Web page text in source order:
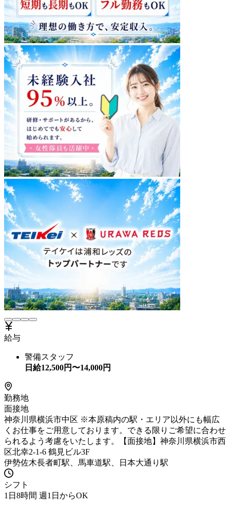
給与
警備スタッフ
日給12,500円〜14,000円
勤務地
面接地
神奈川県横浜市中区 ※本原稿内の駅・エリア以外にも幅広
くお仕事をご用意しております。できる限りご希望に合わせ
られるよう考慮をいたします。【面接地】神奈川県横浜市西
区北幸2-1-6 鶴見ビル3F
伊勢佐木長者町駅、馬車道駅、日本大通り駅
シフト
1日8時間 週1日からOK